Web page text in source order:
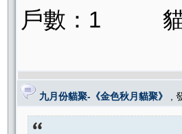
戶數：1 貓
九月份貓聚-《金色秋月貓聚》 ,